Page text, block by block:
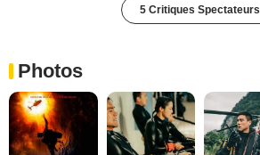
5 Critiques Spectateurs
Photos